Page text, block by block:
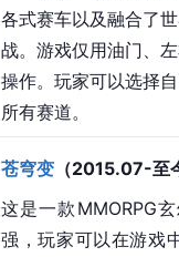
各式赛车以及融合了
战。游戏仅用油门、
操作。玩家可以选择
所有赛道。
苍穹变 （2015.07-至
这是一款MMORPG
强，玩家可以在游戏